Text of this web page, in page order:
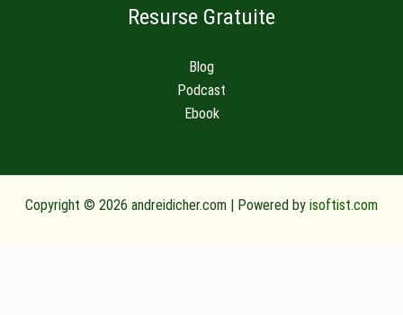
Resurse Gratuite
Blog
Podcast
Ebook
Copyright © 2026 andreidicher.com | Powered by isoftist.com